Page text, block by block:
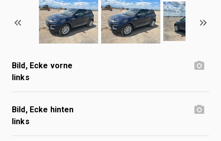
Bild, Ecke vorne
links
Bild, Ecke hinten
links